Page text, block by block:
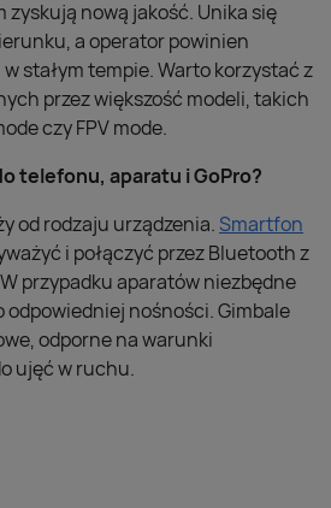
zyskują nową jakość. Unika się
a operator powinien
stałym tempie. Warto korzystać z
przez większość modeli, takich
czy FPV mode.
telefonu, aparatu i GoPro?
od rodzaju urządzenia. Smartfon
i połączyć przez Bluetooth z
przypadku aparatów niezbędne
odpowiedniej nośności. Gimbale
odporne na warunki
ujęć w ruchu.